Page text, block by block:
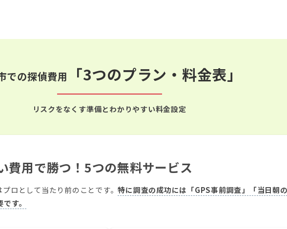
での探偵費用 「3つのプラン・料金表」
リスクをなくす準備とわかりやすい料金設定
用で勝つ！5つの無料サービス
ロとして当たり前のことです。特に調査の成功には「GPS事前調査」「当日朝
す。